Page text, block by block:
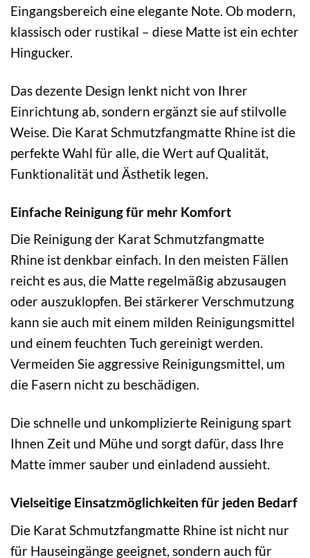
Eingangsbereich eine elegante Note. Ob modern,
klassisch oder rustikal – diese Matte ist ein echter
Hingucker.
Das dezente Design lenkt nicht von Ihrer
Einrichtung ab, sondern ergänzt sie auf stilvolle
Weise. Die Karat Schmutzfangmatte Rhine ist die
perfekte Wahl für alle, die Wert auf Qualität,
Funktionalität und Ästhetik legen.
Einfache Reinigung für mehr Komfort
Die Reinigung der Karat Schmutzfangmatte
Rhine ist denkbar einfach. In den meisten Fällen
reicht es aus, die Matte regelmäßig abzusaugen
oder auszuklopfen. Bei stärkerer Verschmutzung
kann sie auch mit einem milden Reinigungsmittel
und einem feuchten Tuch gereinigt werden.
Vermeiden Sie aggressive Reinigungsmittel, um
die Fasern nicht zu beschädigen.
Die schnelle und unkomplizierte Reinigung spart
Ihnen Zeit und Mühe und sorgt dafür, dass Ihre
Matte immer sauber und einladend aussieht.
Vielseitige Einsatzmöglichkeiten für jeden Bedarf
Die Karat Schmutzfangmatte Rhine ist nicht nur
für Hauseingänge geeignet, sondern auch für